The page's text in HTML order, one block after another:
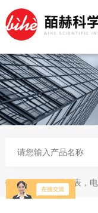
热门关键词：仪器仪表，电子设备